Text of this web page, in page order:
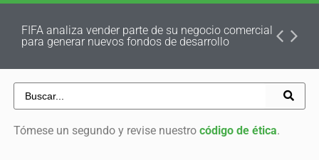
FIFA analiza vender parte de su negocio comercial
para generar nuevos fondos de desarrollo
Tómese un segundo y revise nuestro código de ética.